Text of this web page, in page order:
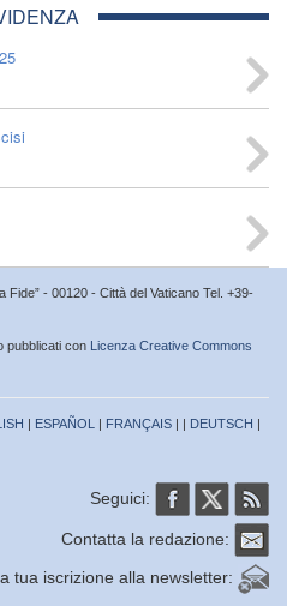
- 00120 - Città del Vaticano Tel. +39-
pubblicati con Licenza Creative Commons
| ESPAÑOL | FRANÇAIS | | DEUTSCH |
Seguici:
Contatta la redazione:
tua iscrizione alla newsletter: